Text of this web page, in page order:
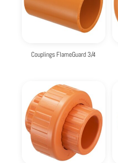
Couplings FlameGuard 3/4